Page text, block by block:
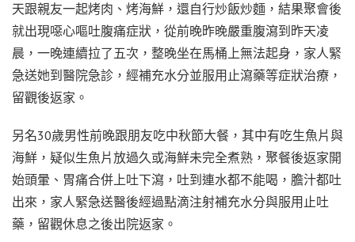
天跟親友一起烤肉、烤海鮮，還自行炒飯炒麵，結果聚會後
就出現噁心嘔吐腹痛症狀，從前晚昨晚嚴重腹瀉到昨天凌
晨，一晚連續拉了五次，整晚坐在馬桶上無法起身，家人緊
急送她到醫院急診，經補充水分並服用止瀉藥等症狀治療，
留觀後返家。
另名30歲男性前晚跟朋友吃中秋節大餐，其中有吃生魚片與
海鮮，疑似生魚片放過久或海鮮未完全煮熟，聚餐後返家開
始頭暈、胃痛合併上吐下瀉，吐到連水都不能喝，膽汁都吐
出來，家人緊急送醫後經過點滴注射補充水分與服用止吐
藥，留觀休息之後出院返家。